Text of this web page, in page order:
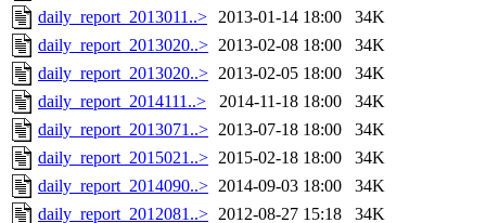
daily_report_2013011..> 2013-01-14 18:00
34K
daily_report_2013020..> 2013-02-08 18:00
34K
daily_report_2013020..> 2013-02-05 18:00
34K
daily_report_2014111..>
2014-11-18 18:00
34K
daily_report_2013071..> 2013-07-18 18:00
34K
daily_report_2015021..> 2015-02-18 18:00
34K
daily_report_2014090..> 2014-09-03 18:00
34K
daily_report_2012081..> 2012-08-27 15:18
34K